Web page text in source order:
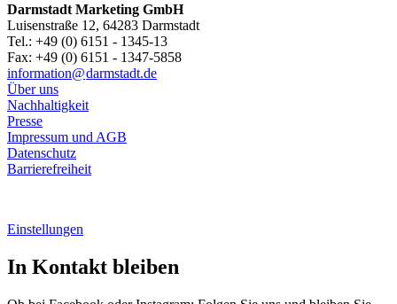
Darmstadt Marketing GmbH
Luisenstraße 12, 64283 Darmstadt
Tel.: +49 (0) 6151 - 1345-13
Fax: +49 (0) 6151 - 1347-5858
information@darmstadt.de
Über uns
Nachhaltigkeit
Presse
Impressum und AGB
Datenschutz
Barrierefreiheit
Einstellungen
In Kontakt bleiben